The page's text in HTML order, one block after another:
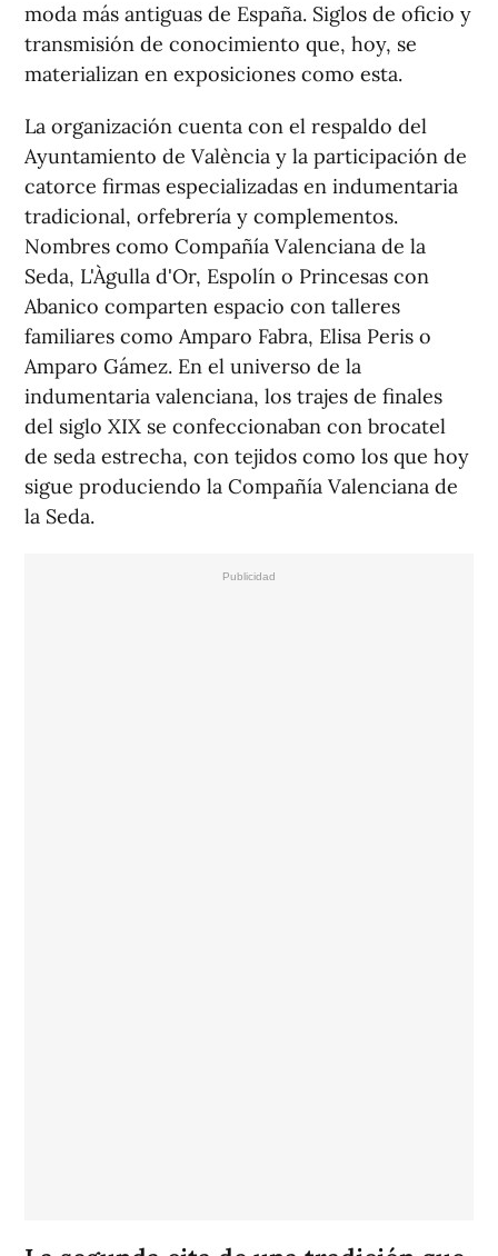
moda más antiguas de España. Siglos de oficio y
transmisión de conocimiento que, hoy, se
materializan en exposiciones como esta.
La organización cuenta con el respaldo del
Ayuntamiento de València y la participación de
catorce firmas especializadas en indumentaria
tradicional, orfebrería y complementos.
Nombres como Compañía Valenciana de la
Seda, L'Àgulla d'Or, Espolín o Princesas con
Abanico comparten espacio con talleres
familiares como Amparo Fabra, Elisa Peris o
Amparo Gámez. En el universo de la
indumentaria valenciana, los trajes de finales
del siglo XIX se confeccionaban con brocatel
de seda estrecha, con tejidos como los que hoy
sigue produciendo la Compañía Valenciana de
la Seda.